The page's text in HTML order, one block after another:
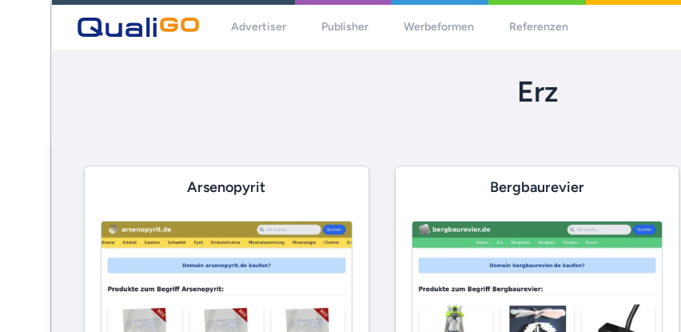
Advertiser Publisher Werbeformen Referenzen
Erz
Arsenopyrit Bergbaurevier